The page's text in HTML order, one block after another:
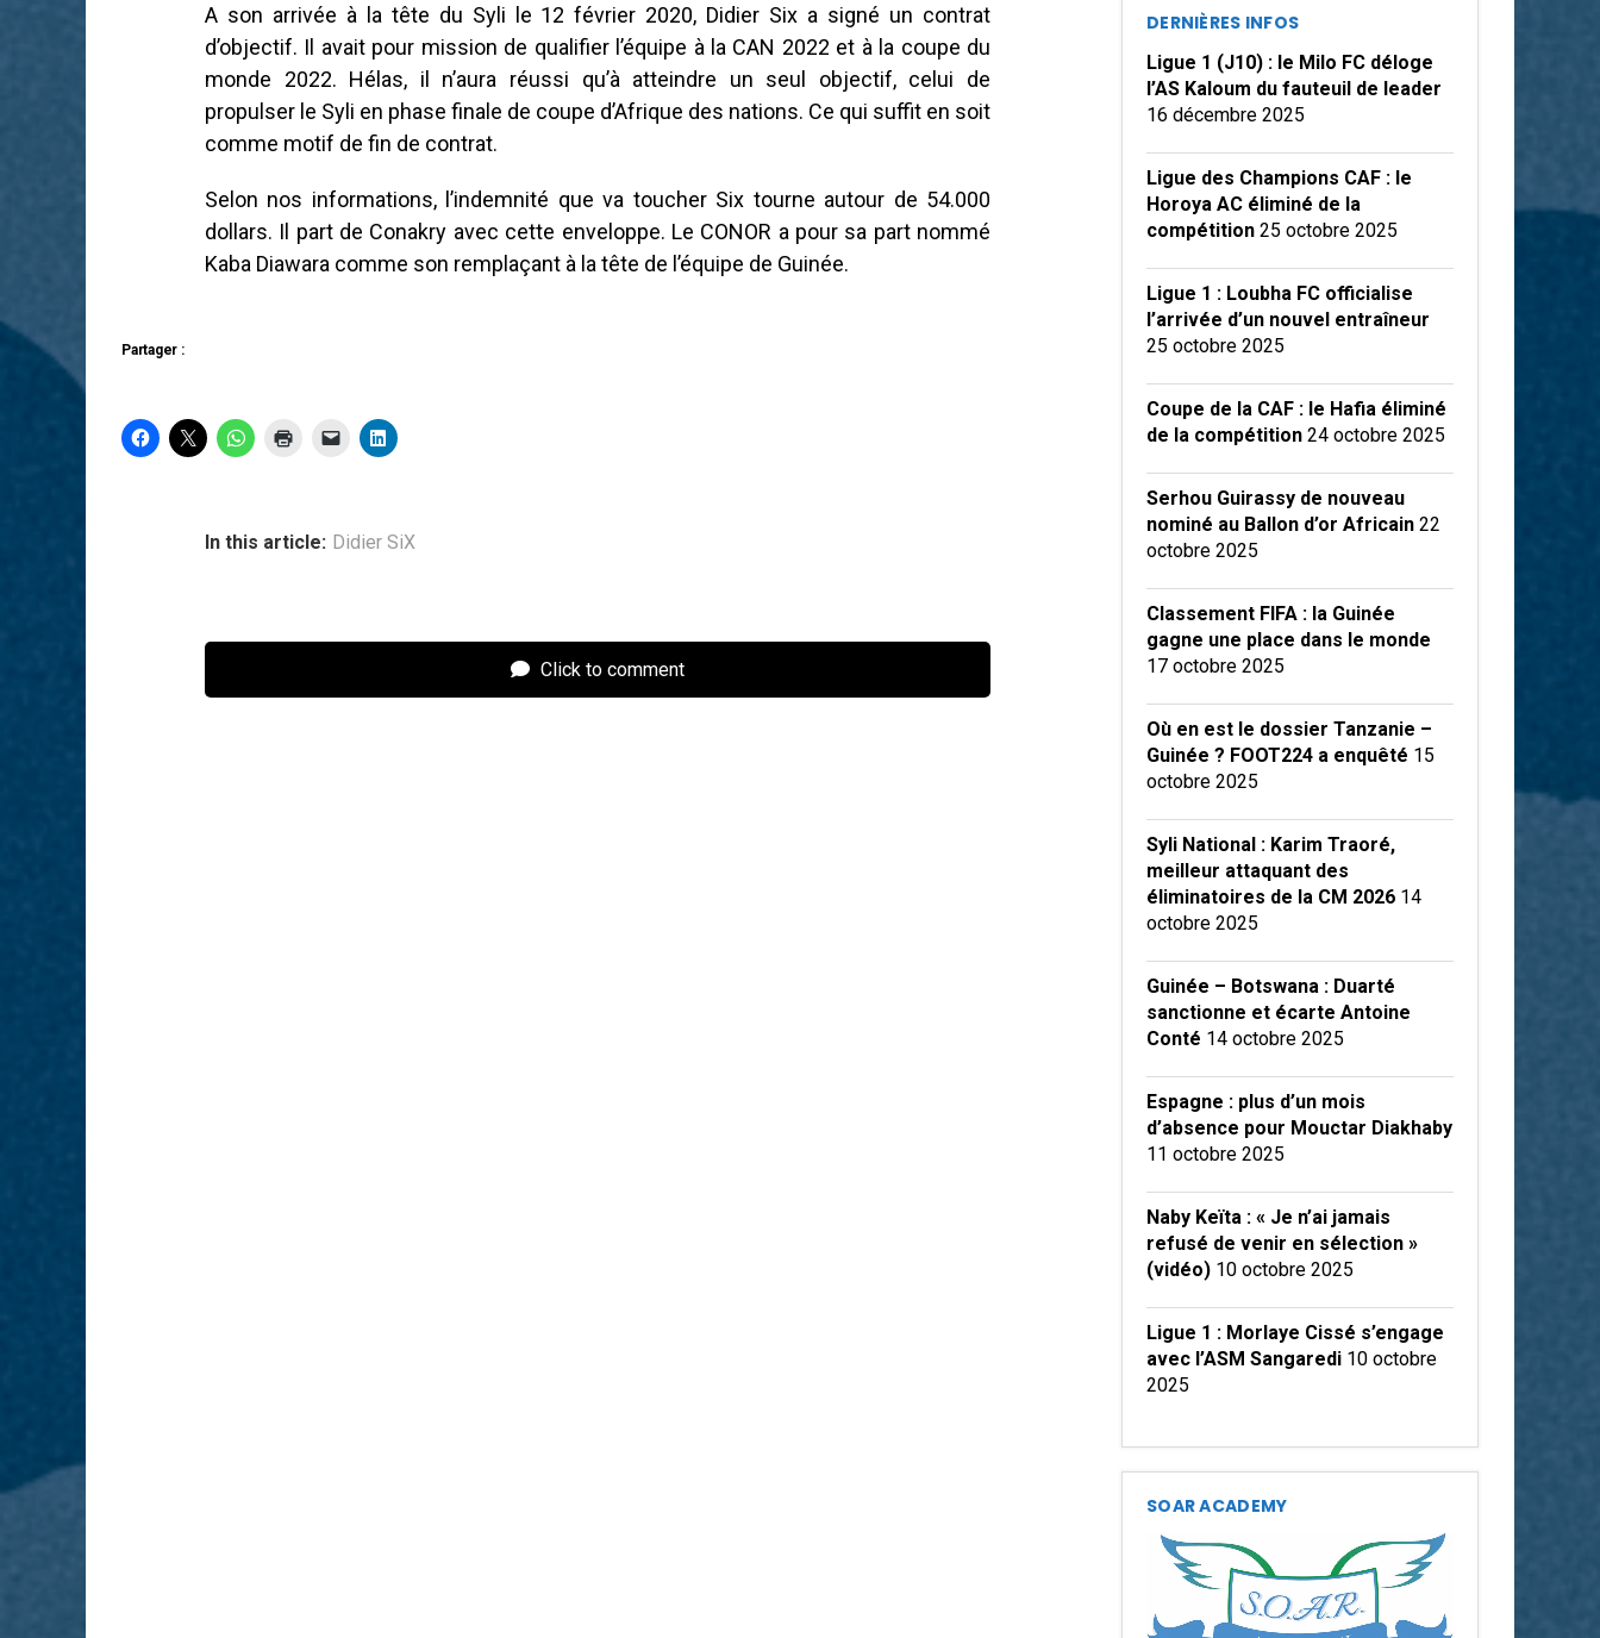
A son arrivée à la tête du Syli le 12 février 2020, Didier Six a signé un contrat
d’objectif. Il avait pour mission de qualifier l’équipe à la CAN 2022 et à la coupe du
monde 2022. Hélas, il n’aura réussi qu’à atteindre un seul objectif, celui de
propulser le Syli en phase finale de coupe d’Afrique des nations. Ce qui suffit en soit
comme motif de fin de contrat.
Selon nos informations, l’indemnité que va toucher Six tourne autour de 54.000
dollars. Il part de Conakry avec cette enveloppe. Le CONOR a pour sa part nommé
Kaba Diawara comme son remplaçant à la tête de l’équipe de Guinée.
Partager :
In this article: Didier SiX
Click to comment
DERNIÈRES INFOS
Ligue 1 (J10) : le Milo FC déloge
l’AS Kaloum du fauteuil de leader
16 décembre 2025
Ligue des Champions CAF : le
Horoya AC éliminé de la
compétition 25 octobre 2025
Ligue 1 : Loubha FC officialise
l’arrivée d’un nouvel entraîneur
25 octobre 2025
Coupe de la CAF : le Hafia éliminé
de la compétition 24 octobre 2025
Serhou Guirassy de nouveau
nominé au Ballon d’or Africain 22
octobre 2025
Classement FIFA : la Guinée
gagne une place dans le monde
17 octobre 2025
Où en est le dossier Tanzanie –
Guinée ? FOOT224 a enquêté 15
octobre 2025
Syli National : Karim Traoré,
meilleur attaquant des
éliminatoires de la CM 2026 14
octobre 2025
Guinée – Botswana : Duarté
sanctionne et écarte Antoine
Conté 14 octobre 2025
Espagne : plus d’un mois
d’absence pour Mouctar Diakhaby
11 octobre 2025
Naby Keïta : « Je n’ai jamais
refusé de venir en sélection »
(vidéo) 10 octobre 2025
Ligue 1 : Morlaye Cissé s’engage
avec l’ASM Sangaredi 10 octobre
2025
SOAR ACADEMY